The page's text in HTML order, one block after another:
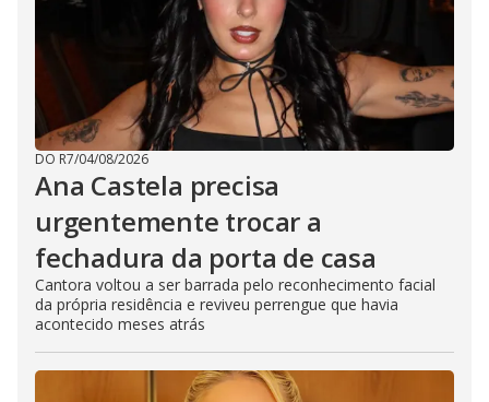
DO R7/04/08/2026
Ana Castela precisa
urgentemente trocar a
fechadura da porta de casa
Cantora voltou a ser barrada pelo reconhecimento facial
da própria residência e reviveu perrengue que havia
acontecido meses atrás